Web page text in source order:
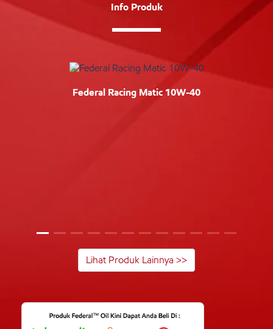
Info Produk
Federal Racing Matic 10W-40
Lihat Produk Lainnya >>